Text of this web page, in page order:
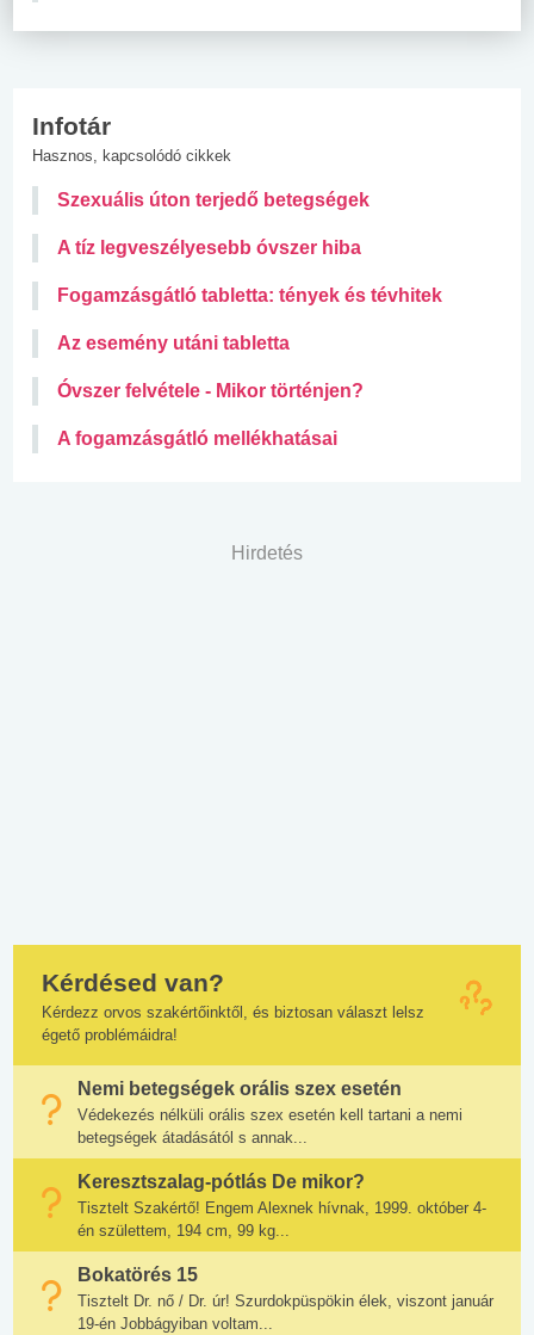
Infotár
Hasznos, kapcsolódó cikkek
Szexuális úton terjedő betegségek
A tíz legveszélyesebb óvszer hiba
Fogamzásgátló tabletta: tények és tévhitek
Az esemény utáni tabletta
Óvszer felvétele - Mikor történjen?
A fogamzásgátló mellékhatásai
Hirdetés
Kérdésed van?
Kérdezz orvos szakértőinktől, és biztosan választ lelsz
égető problémáidra!
Nemi betegségek orális szex esetén
Védekezés nélküli orális szex esetén kell tartani a nemi
betegségek átadásától s annak...
Keresztszalag-pótlás De mikor?
Tisztelt Szakértő! Engem Alexnek hívnak, 1999. október 4-
én születtem, 194 cm, 99 kg...
Bokatörés 15
Tisztelt Dr. nő / Dr. úr! Szurdokpüspökin élek, viszont január
19-én Jobbágyiban voltam...